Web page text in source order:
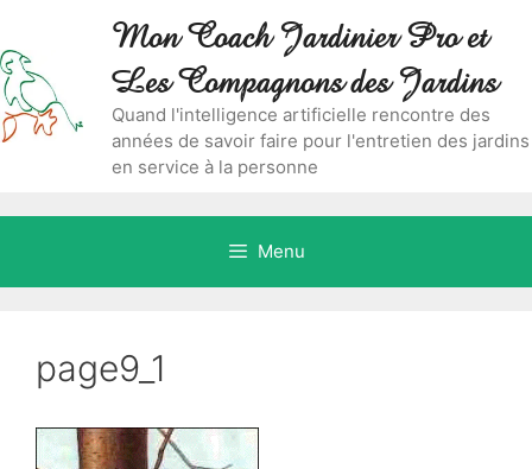
contenu
content
Mon Coach Jardinier Pro et
Les Compagnons des Jardins
Quand l'intelligence artificielle rencontre des
années de savoir faire pour l'entretien des jardins
en service à la personne
Menu
page9_1